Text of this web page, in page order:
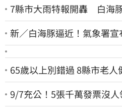
7縣市大雨特報開轟 白海
新／白海豚逼近！氣象署
65歲以上別錯過 8縣市老人
9/7充公！5張千萬發票沒